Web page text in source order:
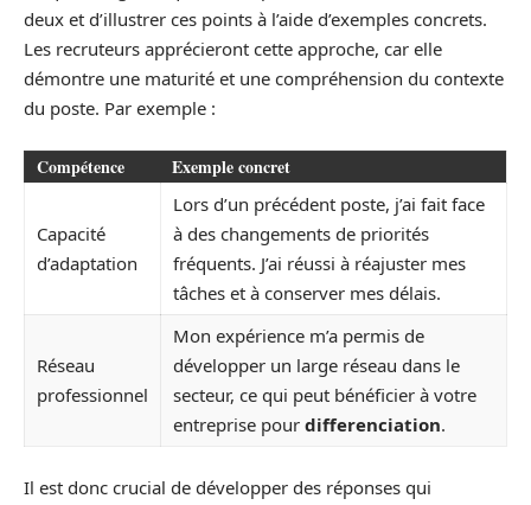
deux et d’illustrer ces points à l’aide d’exemples concrets.
Les recruteurs apprécieront cette approche, car elle
démontre une maturité et une compréhension du contexte
du poste. Par exemple :
Compétence Exemple concret
Capacité
d’adaptation
Lors d’un précédent poste, j’ai fait face
à des changements de priorités
fréquents. J’ai réussi à réajuster mes
tâches et à conserver mes délais.
Réseau
professionnel
Mon expérience m’a permis de
développer un large réseau dans le
secteur, ce qui peut bénéficier à votre
entreprise pour differenciation.
Il est donc crucial de développer des réponses qui